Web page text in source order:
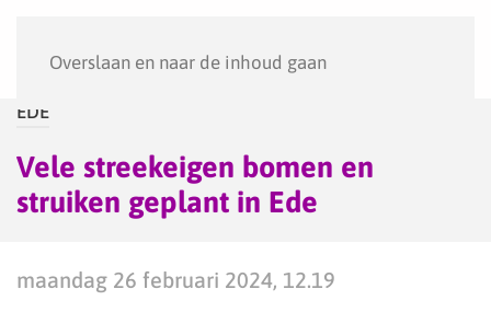
Overslaan en naar de inhoud gaan
EDE
Vele streekeigen bomen en
struiken geplant in Ede
maandag 26 februari 2024, 12.19